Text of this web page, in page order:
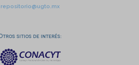
repositorio@ugto.mx
sitios de interés: